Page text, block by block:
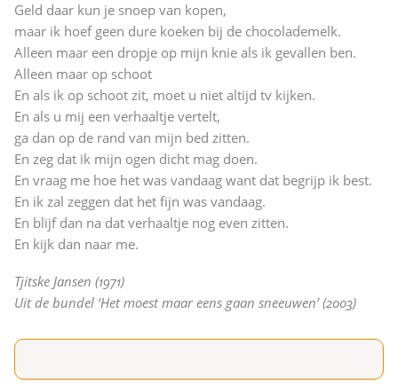
Geld daar kun je snoep van kopen,
maar ik hoef geen dure koeken bij de chocolademelk.
Alleen maar een dropje op mijn knie als ik gevallen ben.
Alleen maar op schoot
En als ik op schoot zit, moet u niet altijd tv kijken.
En als u mij een verhaaltje vertelt,
ga dan op de rand van mijn bed zitten.
En zeg dat ik mijn ogen dicht mag doen.
En vraag me hoe het was vandaag want dat begrijp ik best.
En ik zal zeggen dat het fijn was vandaag.
En blijf dan na dat verhaaltje nog even zitten.
En kijk dan naar me.
Tjitske Jansen (1971)
Uit de bundel ‘Het moest maar eens gaan sneeuwen’ (2003)